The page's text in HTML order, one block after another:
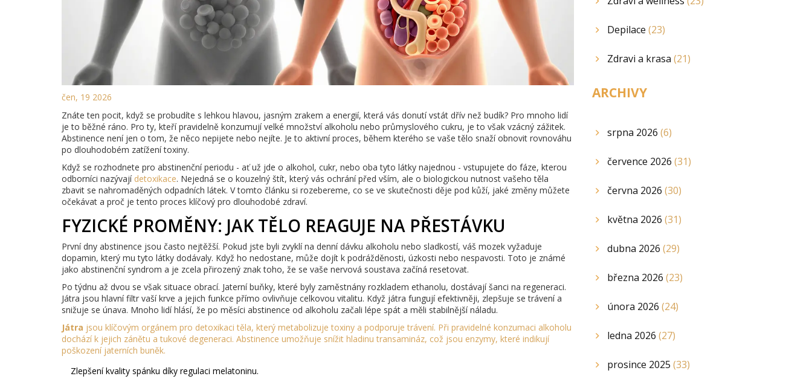
čen, 19 2026
Znáte ten pocit, když se probudíte s lehkou hlavou, jasným zrakem a energií, která vás donutí vstát dřív než budík? Pro mnoho lidí
je to běžné ráno. Pro ty, kteří pravidelně konzumují velké množství alkoholu nebo průmyslového cukru, je to však vzácný zážitek.
Abstinence není jen o tom, že něco nepijete nebo nejíte. Je to aktivní proces, během kterého se vaše tělo snaží obnovit rovnováhu
po dlouhodobém zatížení toxiny.
Když se rozhodnete pro abstinenční periodu - ať už jde o alkohol, cukr, nebo oba tyto látky najednou - vstupujete do fáze, kterou
odborníci nazývají detoxikace. Nejedná se o kouzelný štít, který vás ochrání před vším, ale o biologickou nutnost vašeho těla
zbavit se nahromaděných odpadních látek. V tomto článku si rozebereme, co se ve skutečnosti děje pod kůží, jaké změny můžete
očekávat a proč je tento proces klíčový pro dlouhodobé zdraví.
FYZICKÉ PROMĚNY: JAK TĚLO REAGUJE NA PŘESTÁVKU
První dny abstinence jsou často nejtěžší. Pokud jste byli zvyklí na denní dávku alkoholu nebo sladkostí, váš mozek vyžaduje
dopamin, který mu tyto látky dodávaly. Když ho nedostane, může dojít k podrážděnosti, úzkosti nebo nespavosti. Toto je známé
jako abstinenční syndrom a je zcela přirozený znak toho, že se vaše nervová soustava začíná resetovat.
Po týdnu až dvou se však situace obrací. Jaterní buňky, které byly zaměstnány rozkladem ethanolu, dostávají šanci na regeneraci.
Játra jsou hlavní filtr vaší krve a jejich funkce přímo ovlivňuje celkovou vitalitu. Když játra fungují efektivněji, zlepšuje se trávení a
snižuje se únava. Mnoho lidí hlásí, že po měsíci abstinence od alkoholu začali lépe spát a měli stabilnější náladu.
Játra jsou klíčovým orgánem pro detoxikaci těla, který metabolizuje toxiny a podporuje trávení. Při pravidelné konzumaci alkoholu
dochází k jejich zánětu a tukové degeneraci. Abstinence umožňuje snížit hladinu transamináz, což jsou enzymy, které indikují
poškození jaterních buněk.
Zlepšení kvality spánku díky regulaci melatoninu.
Depilace (23)
Zdravi a krasa (21)
ARCHIVY
srpna 2026 (6)
července 2026 (31)
června 2026 (30)
května 2026 (31)
dubna 2026 (29)
března 2026 (23)
února 2026 (24)
ledna 2026 (27)
prosince 2025 (33)